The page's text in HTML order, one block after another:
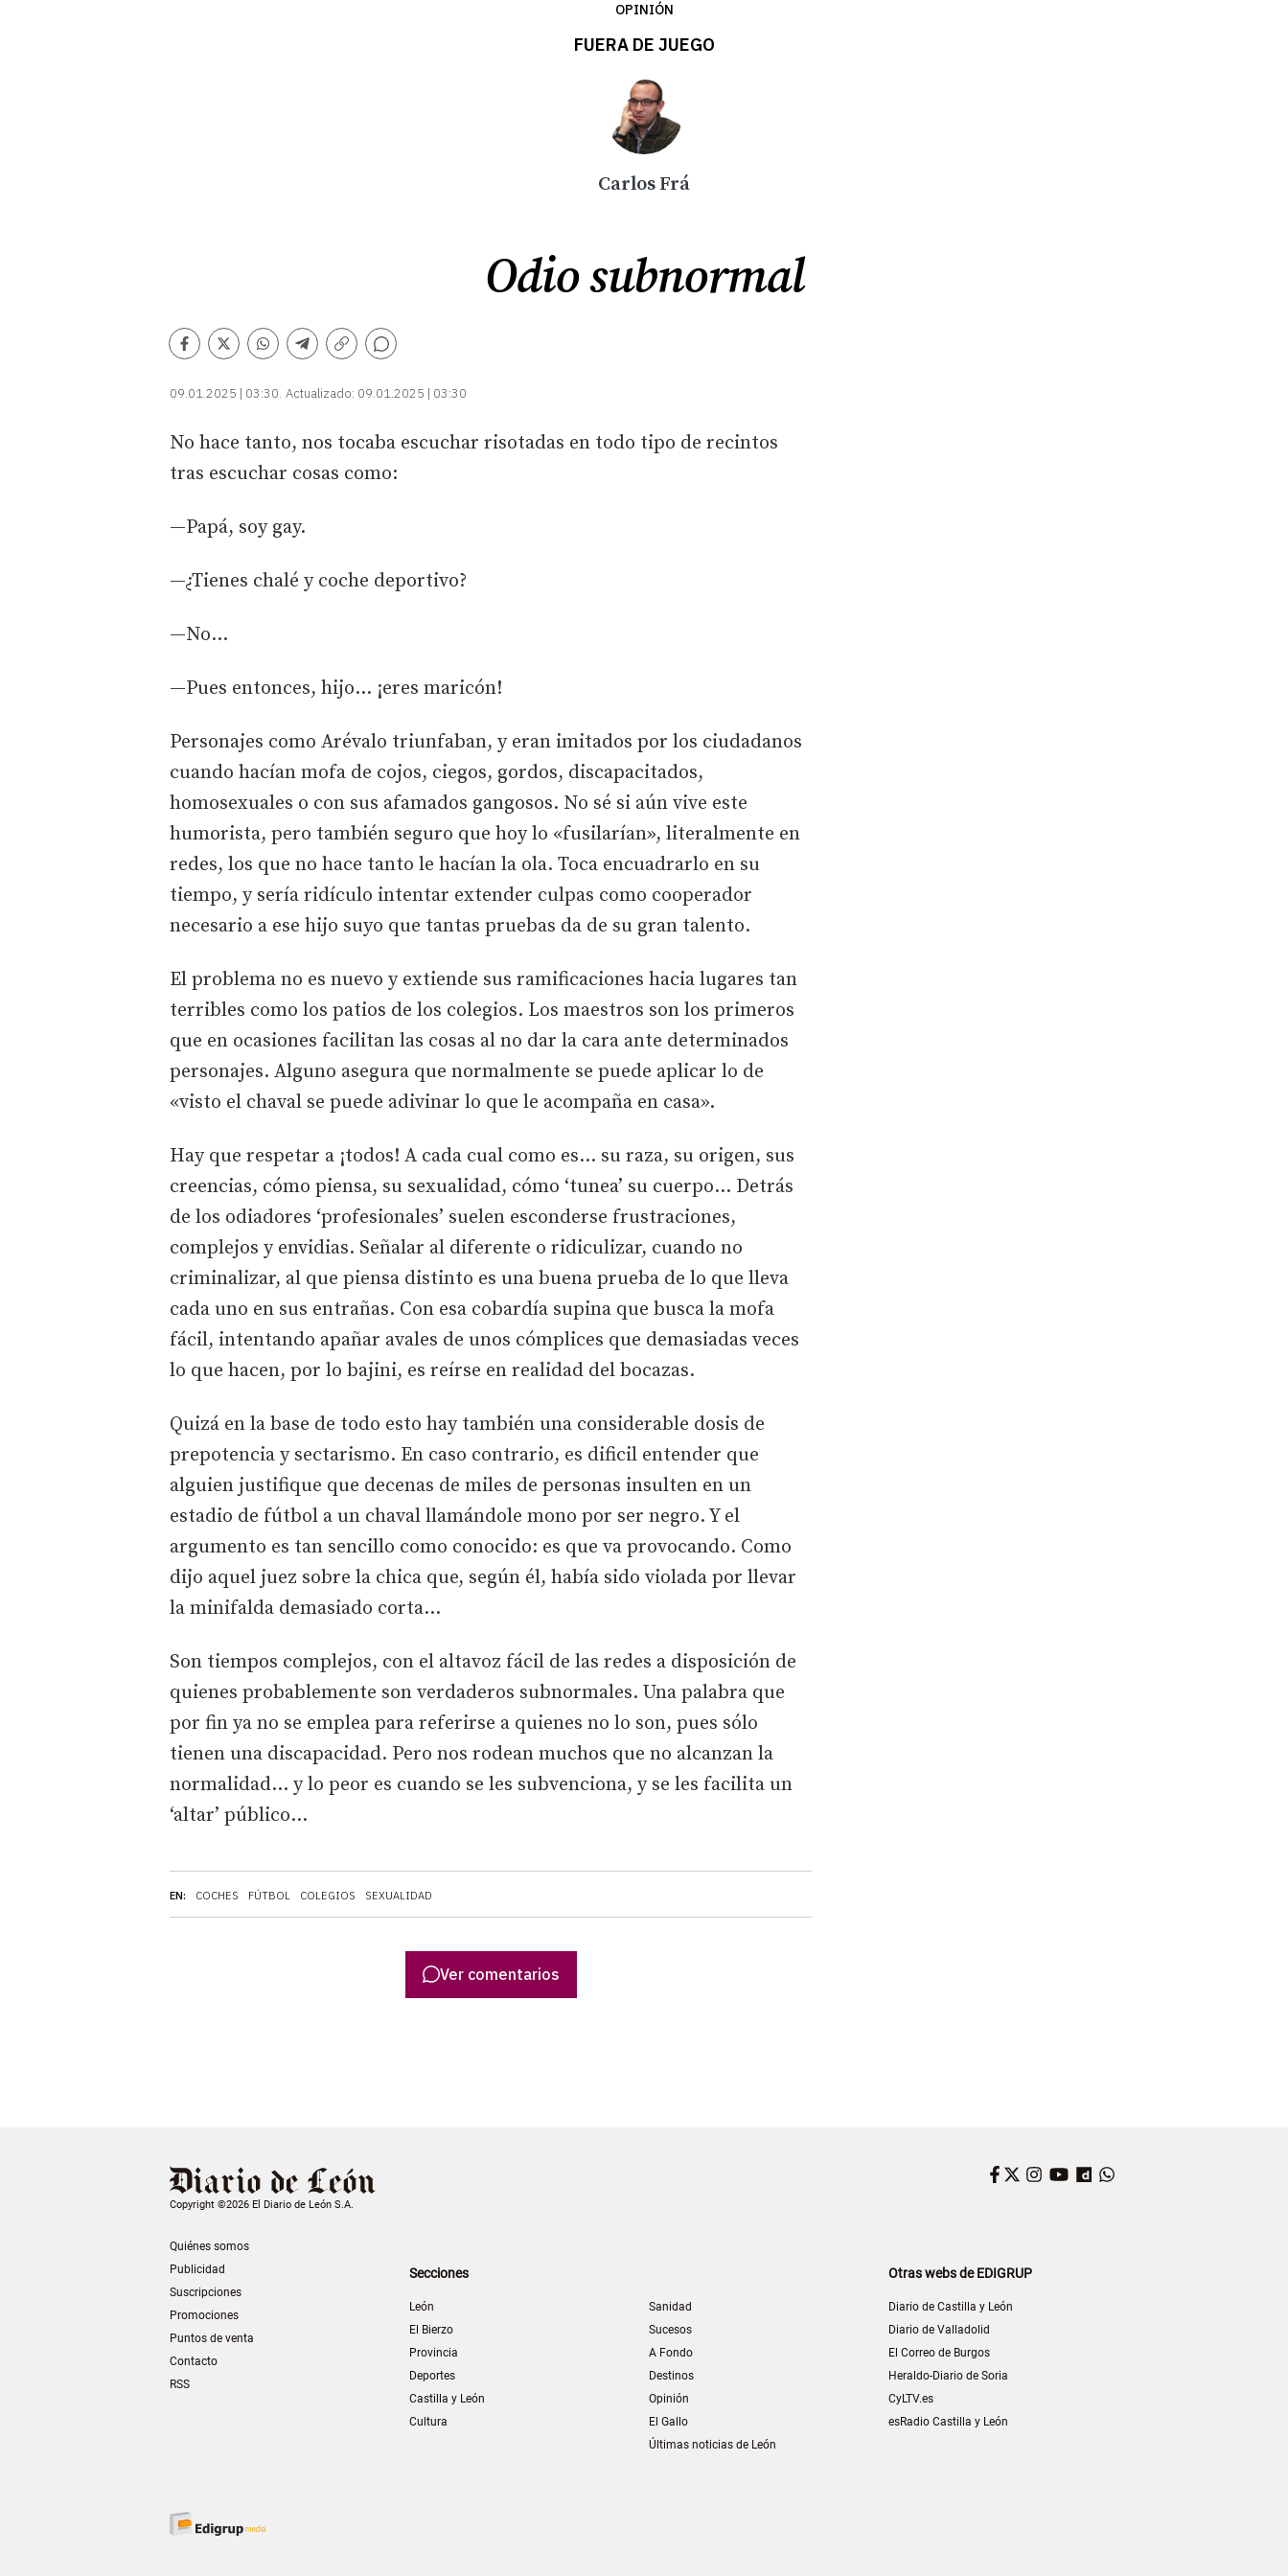
OPINIÓN
FUERA DE JUEGO
Carlos Frá
Odio subnormal
Facebook
TwitterWhatsapp
Telegram
Copiar
Comentarios
09.01.2025 | 03:30 Actualizado: 09.01.2025 | 03:30
EN: COCHES FÚTBOL COLEGIOS SEXUALIDAD
No hace tanto, nos tocaba escuchar risotadas en todo tipo de recintos
tras escuchar cosas como:
—Papá, soy gay.
—¿Tienes chalé y coche deportivo?
—No...
—Pues entonces, hijo... ¡eres maricón!
Personajes como Arévalo triunfaban, y eran imitados por los ciudadanos
cuando hacían mofa de cojos, ciegos, gordos, discapacitados,
homosexuales o con sus afamados gangosos. No sé si aún vive este
humorista, pero también seguro que hoy lo «fusilarían», literalmente en
redes, los que no hace tanto le hacían la ola. Toca encuadrarlo en su
tiempo, y sería ridículo intentar extender culpas como cooperador
necesario a ese hijo suyo que tantas pruebas da de su gran talento.
El problema no es nuevo y extiende sus ramificaciones hacia lugares tan
terribles como los patios de los colegios. Los maestros son los primeros
que en ocasiones facilitan las cosas al no dar la cara ante determinados
personajes. Alguno asegura que normalmente se puede aplicar lo de
«visto el chaval se puede adivinar lo que le acompaña en casa».
Hay que respetar a ¡todos! A cada cual como es... su raza, su origen, sus
creencias, cómo piensa, su sexualidad, cómo ‘tunea’ su cuerpo... Detrás
de los odiadores ‘profesionales’ suelen esconderse frustraciones,
complejos y envidias. Señalar al diferente o ridiculizar, cuando no
criminalizar, al que piensa distinto es una buena prueba de lo que lleva
cada uno en sus entrañas. Con esa cobardía supina que busca la mofa
fácil, intentando apañar avales de unos cómplices que demasiadas veces
lo que hacen, por lo bajini, es reírse en realidad del bocazas.
Quizá en la base de todo esto hay también una considerable dosis de
prepotencia y sectarismo. En caso contrario, es dificil entender que
alguien justifique que decenas de miles de personas insulten en un
estadio de fútbol a un chaval llamándole mono por ser negro. Y el
argumento es tan sencillo como conocido: es que va provocando. Como
dijo aquel juez sobre la chica que, según él, había sido violada por llevar
la minifalda demasiado corta...
Son tiempos complejos, con el altavoz fácil de las redes a disposición de
quienes probablemente son verdaderos subnormales. Una palabra que
por fin ya no se emplea para referirse a quienes no lo son, pues sólo
tienen una discapacidad. Pero nos rodean muchos que no alcanzan la
normalidad... y lo peor es cuando se les subvenciona, y se les facilita un
‘altar’ público...
Ver comentarios
Copyright ©2026 El Diario de León S.A.
Quiénes somos
Publicidad
Suscripciones
Promociones
Puntos de venta
Contacto
RSS
Facebook
Twitter
Instagram
YouTube
Dailymotion
Secciones
León
El Bierzo
Provincia
Deportes
Castilla y León
Cultura
Sanidad
Sucesos
A Fondo
Destinos
Opinión
El Gallo
Últimas noticias de León
Otras webs de EDIGRUP
Diario de Castilla y León
Diario de Valladolid
El Correo de Burgos
Heraldo-Diario de Soria
CyLTV.es
esRadio Castilla y León